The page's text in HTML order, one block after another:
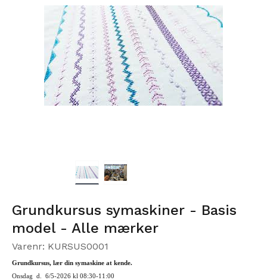
Grundkursus symaskiner - Basis
model - Alle mærker
Varenr: KURSUS0001
Grundkursus, lær din symaskine at kende.
Onsdag
  d.
6/5-202